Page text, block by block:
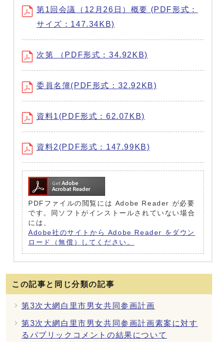
第1回会議（12月26日）概要 (PDF形式：
サイズ：147.34KB)
次第 （PDF形式：34.92KB)
委員名簿(PDF形式：32.92KB)
資料1(PDF形式：62.07KB)
資料2(PDF形式：147.99KB)
PDFファイルの閲覧には Adobe Reader が必要
です。同ソフトがインストールされていない場合
には、
Adobe社のサイトから Adobe Reader をダウン
ロード（無償）してください。
この記事と同じ分類の記事
第3次大網白里市男女共同参画計画
第3次大網白里市男女共同参画計画素案に対す
るパブリックコメントの結果について